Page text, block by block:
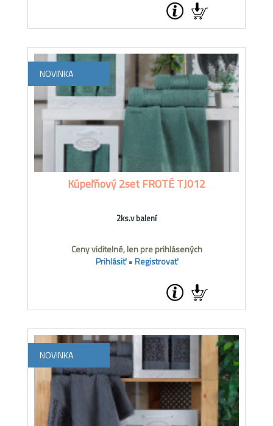
NOVINKA
Kúpeľňový 2set FROTÉ TJ012
2ks.v balení
Ceny viditelné, len pre prihlásených
Prihlásiť•Registrovať
NOVINKA